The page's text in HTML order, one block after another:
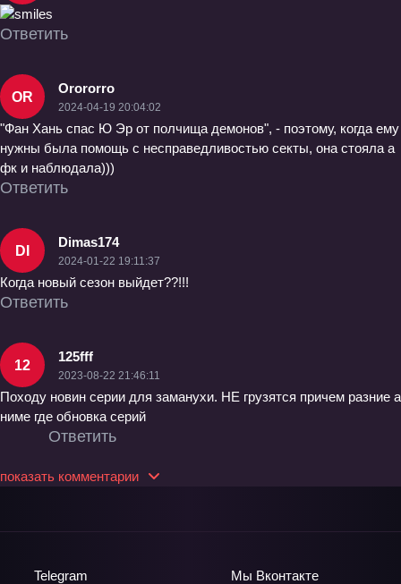
Ответить
OR
Orororro
2024-04-19 20:04:02
"Фан Хань спас Ю Эр от полчища демонов", - поэтому, когда ему
нужны была помощь с несправедливостью секты, она стояла а
фк и наблюдала)))
Ответить
DI
Dimas174
2024-01-22 19:11:37
Когда новый сезон выйдет??!!!
Ответить
12
125fff
2023-08-22 21:46:11
Походу новин серии для заманухи. НЕ грузятся причем разние а
ниме где обновка серий
Ответить
показать комментарии
Telegram Мы Вконтакте